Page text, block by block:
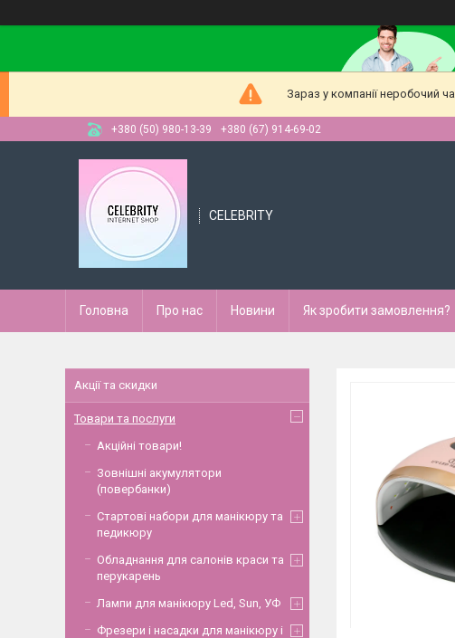
Зараз у компанії неробочий
+380 (50) 980-13-39 +380 (67) 914-69-02
CELEBRITY
Головна Про нас Новини Як зробити замовлення?
Акції та скидки
Товари та послуги
Акційні товари!
Зовнішні акумулятори
(повербанки)
Стартові набори для манікюру та
педикюру
Обладнання для салонів краси та
перукарень
Лампи для манікюру Led, Sun, УФ
Фрезери і насадки для манікюру і